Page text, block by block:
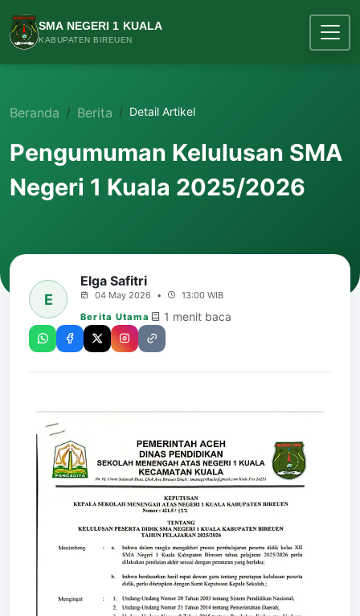
SMA NEGERI 1 KUALA
KABUPATEN BIREUEN
Beranda Berita Detail Artikel
Pengumuman Kelulusan SMA
Negeri 1 Kuala 2025/2026
E
Elga Safitri
04 May 2026 •
13:00 WIB
Berita Utama
1 menit baca